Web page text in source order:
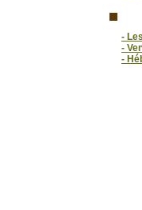
-
-
-